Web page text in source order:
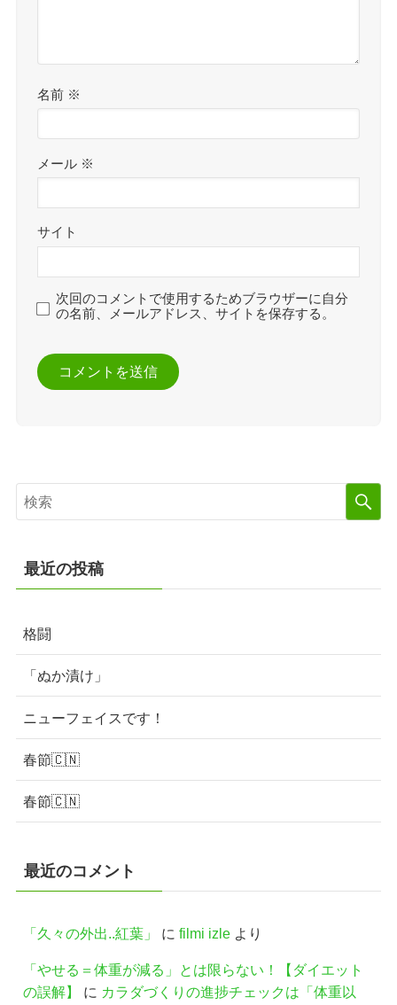
名前 ※
メール ※
サイト
次回のコメントで使用するためブラウザーに自分
の名前、メールアドレス、サイトを保存する。
最近の投稿
格闘
「ぬか漬け」
ニューフェイスです！
春節🇨🇳
春節🇨🇳
最近のコメント
「久々の外出..紅葉」 に filmi izleより
「やせる＝体重が減る」とは限らない！【ダイエット
の誤解】
に カラダづくりの進捗チェックは「体重以